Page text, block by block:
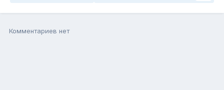
Комментариев нет